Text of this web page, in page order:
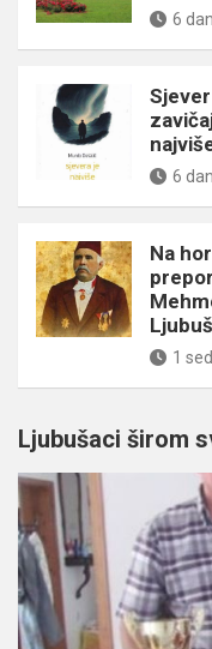
6
6
Na
1
Ljubušaci širom